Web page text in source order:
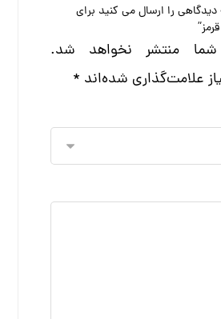
را ارسال می کنید برای
شما منتشر نخواهد شد.
علامت‌گذاری شده‌اند *